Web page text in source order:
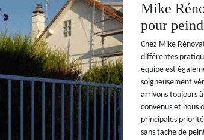
Mike
pour
Chez Mike
différentes
équipe est
soigneusement
arrivons toujours
convenus et nous
principales
sans tache de